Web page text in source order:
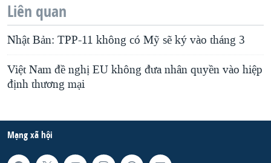
Liên quan
Nhật Bản: TPP-11 không có Mỹ sẽ ký vào tháng 3
Việt Nam đề nghị EU không đưa nhân quyền vào hiệp
định thương mại
Mạng xã hội